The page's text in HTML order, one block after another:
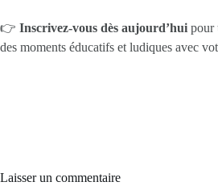
👉 Inscrivez-vous dès aujourd’hui pour
des moments éducatifs et ludiques avec
Laisser un commentaire